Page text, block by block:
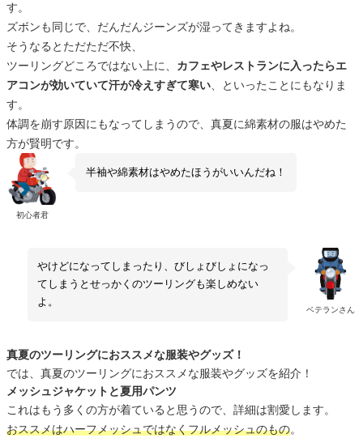
す。
ズボンも同じで、だんだんジーンズが湿ってきますよね。
そうなるとただただ不快、
ツーリングどころではない上に、 カフェやレストランに入ったらエ
アコンが効いていて汗が冷えすぎて寒い 、といったことにもなりま
す。
体調を崩す原因にもなってしまうので、真夏に綿素材の服はやめた
方が賢明です。
初心者君
半袖や綿素材はやめたほうがいいんだね！
ベテランさん
やけどになってしまったり、びしょびしょになっ
てしまうとせっかくのツーリングも楽しめない
よ。
真夏のツーリングにおススメな服装やグッズ！
では、真夏のツーリングにおススメな服装やグッズを紹介！
メッシュジャケットと夏用パンツ
これはもう多くの方が着ていると思うので、詳細は割愛します。
おススメはハーフメッシュではなくフルメッシュのもの。